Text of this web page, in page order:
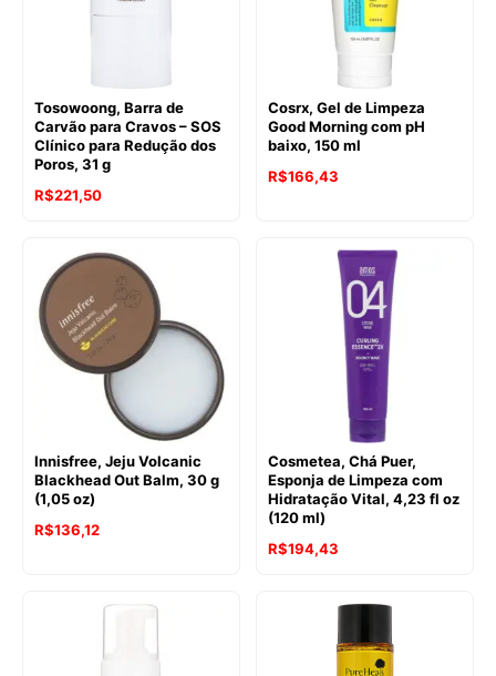
Tosowoong, Barra de
Carvão para Cravos – SOS
Clínico para Redução dos
Poros, 31 g
R$221,50
Cosrx, Gel de Limpeza
Good Morning com pH
baixo, 150 ml
R$166,43
Innisfree, Jeju Volcanic
Blackhead Out Balm, 30 g
(1,05 oz)
R$136,12
Cosmetea, Chá Puer,
Esponja de Limpeza com
Hidratação Vital, 4,23 fl oz
(120 ml)
R$194,43